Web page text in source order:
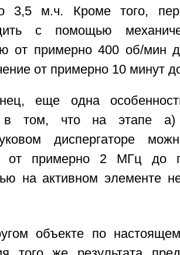
3,5 м.ч. Кроме того,
с помощью
от примерно 400 об/мин
от примерно 10 минут
еще одна
в том, что на этапе а)
диспергаторе
от примерно 2 МГц до
на активном элементе
объекте по